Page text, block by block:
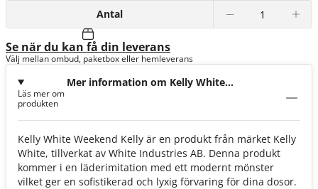
Antal
Se när du kan få din leverans
Välj mellan ombud, paketbox eller hemleverans
Mer information om Kelly White
Läs mer om
produkten
Kelly White Weekend Kelly är en produkt från märket Kelly
White, tillverkat av White Industries AB. Denna produkt
kommer i en läderimitation med ett modernt mönster
vilket ger en sofistikerad och lyxig förvaring för dina dosor.